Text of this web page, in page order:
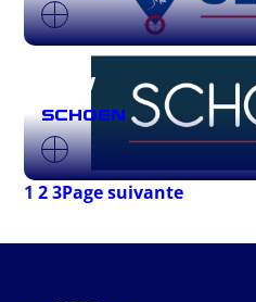
7 NOV
SCHOEN
1 23Page suivante